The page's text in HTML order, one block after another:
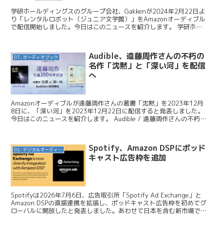
学研ホールディングスのグループ会社、Gakkenが2024年2月22日よ
り「レンタルロボット（ジュニア文学館）」をAmazonオーディブル
で配信開始しました。今日はこのニュースを紹介します。 学研ホー
07. オーディオブック
Audible、遠藤周作さんの不朽の
名作「沈黙」と「深い河」を配信
へ
Amazonオーディブルが遠藤周作さんの著書「沈黙」を2023年12月
8日に、「深い河」を2023年12月22日に配信すると発表しました。
今日はこのニュースを紹介します。 Audible / 遠藤周作さんの不朽の
02. デジタルオーディオ広告（音声広告）
Spotify、Amazon DSPにポッド
キャスト広告枠を追加
Spotifyは2026年7月6日、広告取引所「Spotify Ad Exchange」と
Amazon DSPの直接連携を拡張し、ポッドキャスト広告枠を初めてグ
ローバルに開放したと発表しました。あわせて日本を含む新市場での